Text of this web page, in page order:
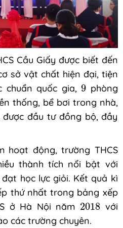
Cầu Giấy được biết đến
sở vật chất hiện đại, tiện
chuẩn quốc gia,9
9 phòng
thống, bể bơi trong nhà,
đầu tư đồng bộ, đầy
hoạt động, trường THCS
thành tích nổi bật với
đạt học lực giỏi. Kết quả kì
thứ nhất trong bảng xếp
ở Hà Nội năm 2018
2018với
các trường chuyên.